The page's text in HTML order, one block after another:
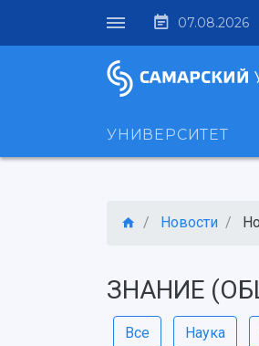
07.08.2026
УНИВЕРСИТЕТ
Новости
ЗНАНИЕ
Все Наука